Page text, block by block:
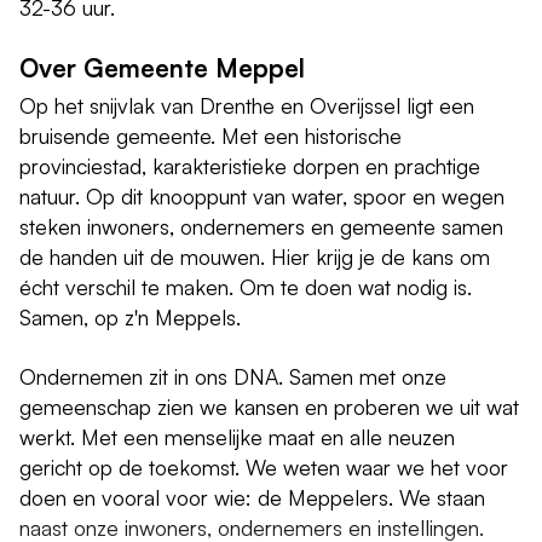
32-36 uur.
Over Gemeente Meppel
Op het snijvlak van Drenthe en Overijssel ligt een
bruisende gemeente. Met een historische
provinciestad, karakteristieke dorpen en prachtige
natuur. Op dit knooppunt van water, spoor en wegen
steken inwoners, ondernemers en gemeente samen
de handen uit de mouwen. Hier krijg je de kans om
écht verschil te maken. Om te doen wat nodig is.
Samen, op z'n Meppels.
Ondernemen zit in ons DNA. Samen met onze
gemeenschap zien we kansen en proberen we uit wat
werkt. Met een menselijke maat en alle neuzen
gericht op de toekomst. We weten waar we het voor
doen en vooral voor wie: de Meppelers. We staan
naast onze inwoners, ondernemers en instellingen.